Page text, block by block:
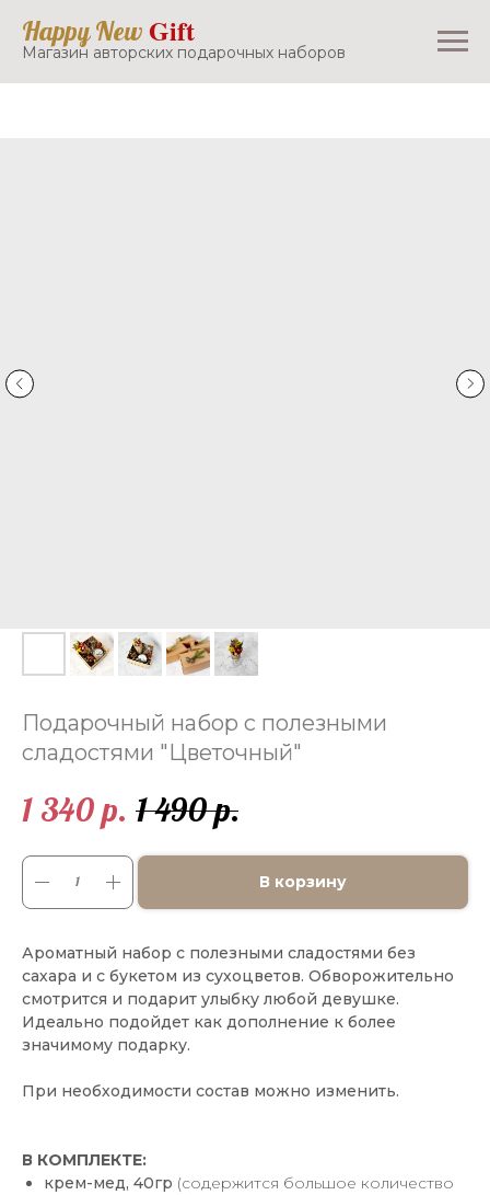
Happy New Gift
Магазин авторских подарочных наборов
Подарочный набор с полезными
сладостями "Цветочный"
1 340р. 1 490р.
В корзину
Ароматный набор с полезными сладостями без
сахара и с букетом из сухоцветов. Обворожительно
смотрится и подарит улыбку любой девушке.
Идеально подойдет как дополнение к более
значимому подарку.
При необходимости состав можно изменить.
В КОМПЛЕКТЕ:
крем-мед, 40гр (содержится большое количество